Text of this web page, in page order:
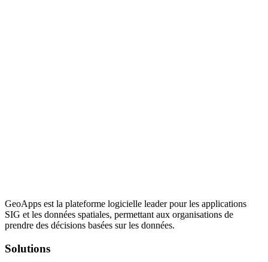
GeoApps est la plateforme logicielle leader pour les applications
SIG et les données spatiales, permettant aux organisations de
prendre des décisions basées sur les données.
Solutions